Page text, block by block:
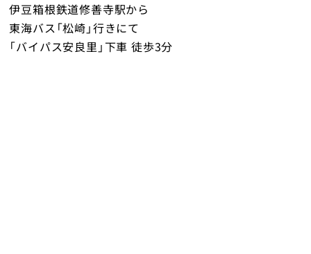
健診のご案内
設備のご案内
伊豆箱根鉄道修善寺駅から
東海バス「松崎」行きにて
「バイパス安良里」下車 徒歩3分